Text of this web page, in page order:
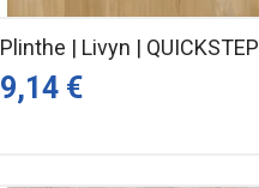
Plinthe | Livyn | QUICKSTEP
9,14 €